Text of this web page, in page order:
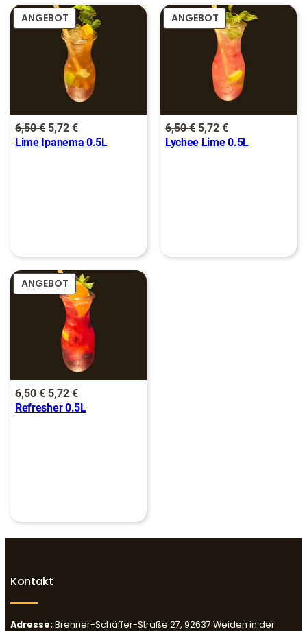
:
6
5
0
€
ANGEBOTPRODUKT
IM
ANGEBOT
6,50€ Ursprünglicher
Preis
5,72€Aktueller
Preis
Lime Ipanema 0.5L
ANGEBOTPRODUKT
IM
ANGEBOT
6,50€ Ursprünglicher
Preis
5,72€Aktueller
Preis
Lychee Lime 0.5L
ANGEBOTPRODUKT
IM
ANGEBOT
6,50€ Ursprünglicher
Preis
5,72€Aktueller
Preis
Refresher 0.5L
Kontakt
Adresse:Brenner-Schäffer-Straße 27, 92637 Weiden in der